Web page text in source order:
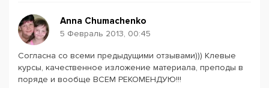
Anna Chumachenko
5 Февраль 2013, 00:45
Согласна со всеми предыдущими отзывами))) Клевые
курсы, качественное изложение материала, преподы в
поряде и вообще ВСЕМ РЕКОМЕНДУЮ!!!